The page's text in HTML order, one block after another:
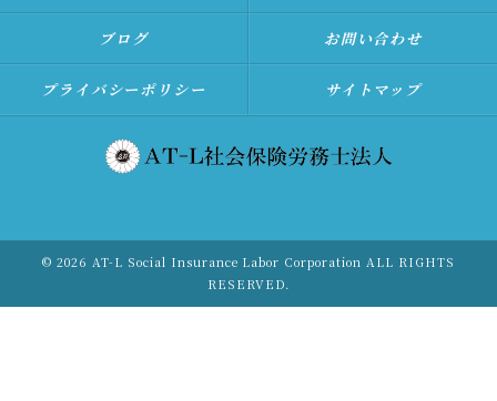
ブログ お問い合わせ
プライバシーポリシー サイトマップ
© 2026 AT-L Social Insurance Labor Corporation ALL RIGHTS
RESERVED.